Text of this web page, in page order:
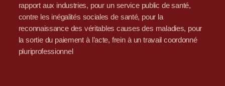
rapport aux industries, pour un service public de santé,
contre les inégalités sociales de santé, pour la
reconnaissance des véritables causes des maladies, pour
la sortie du paiement à l’acte, frein à un travail coordonné
pluriprofessionnel